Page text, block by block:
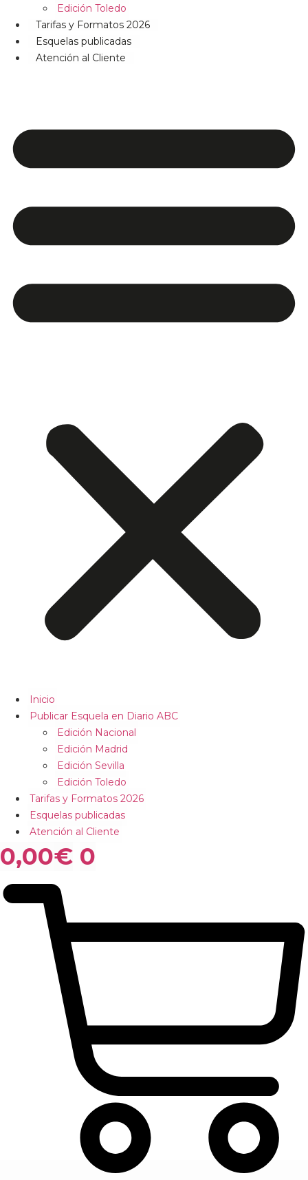
Edición Toledo
Tarifas y Formatos 2026
Esquelas publicadas
Atención al Cliente
Inicio
Publicar Esquela en Diario ABC
Edición Nacional
Edición Madrid
Edición Sevilla
Edición Toledo
Tarifas y Formatos 2026
Esquelas publicadas
Atención al Cliente
0,00€ 0